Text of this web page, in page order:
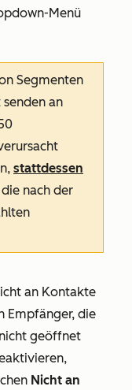
Menü
Segmenten
senden an
stattdessen
die nach der
an Kontakte
Empfänger, die
nicht geöffnet
Nicht an